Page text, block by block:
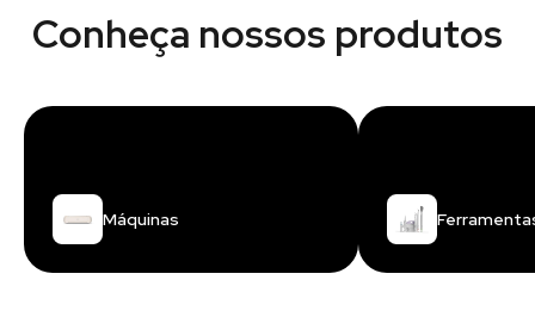
Conheça nossos produtos
Máquinas